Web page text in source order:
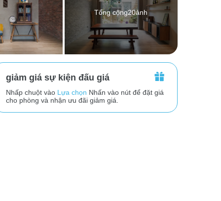
Tổng cộng20ảnh
giảm giá sự kiện đấu giá
Nhấp chuột vàoLựa chọn Nhấn vào nút để đặt giá
cho phòng và nhận ưu đãi giảm giá.